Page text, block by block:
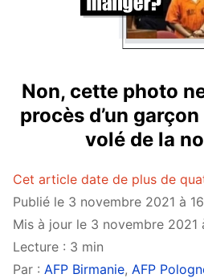
Non, cette photo
procès d’un
volé de la
Cet article date de plus de
Publié le 3 novembre 2021 à
Mis à jour le 3 novembre 2021
Lecture : 3 min
Par : AFP Birmanie, AFP